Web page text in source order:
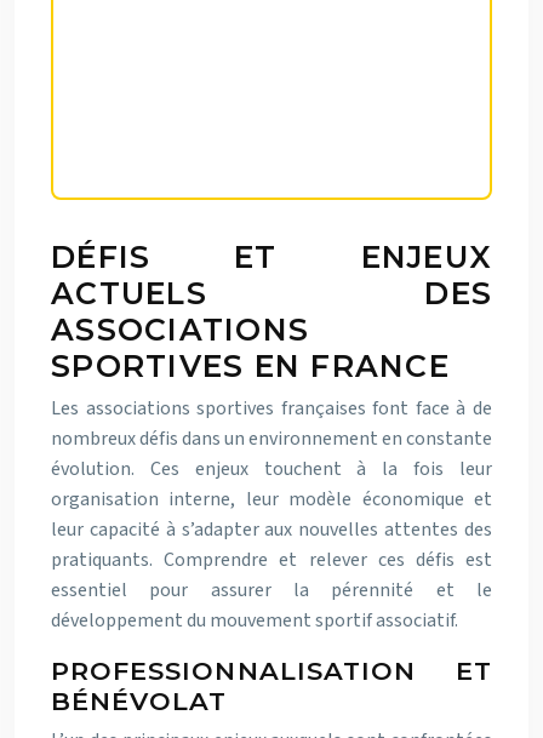
DÉFIS ET ENJEUX
ACTUELS DES
ASSOCIATIONS
SPORTIVES EN FRANCE
Les associations sportives françaises font face à de
nombreux défis dans un environnement en constante
évolution. Ces enjeux touchent à la fois leur
organisation interne, leur modèle économique et
leur capacité à s’adapter aux nouvelles attentes des
pratiquants. Comprendre et relever ces défis est
essentiel pour assurer la pérennité et le
développement du mouvement sportif associatif.
PROFESSIONNALISATION ET
BÉNÉVOLAT